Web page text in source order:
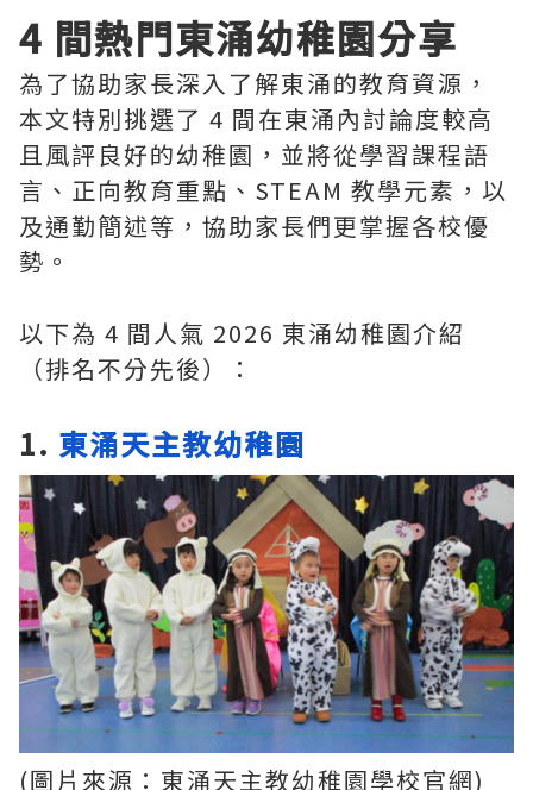
4 間熱門東涌幼稚園分享
為了協助家長深入了解東涌的教育資源，
本文特別挑選了 4 間在東涌內討論度較高
且風評良好的幼稚園，並將從學習課程語
言、正向教育重點、STEAM 教學元素，以
及通勤簡述等，協助家長們更掌握各校優
勢。
以下為 4 間人氣 2026 東涌幼稚園介紹
（排名不分先後）：
1. 東涌天主教幼稚園
(圖片來源：東涌天主教幼稚園學校官網)